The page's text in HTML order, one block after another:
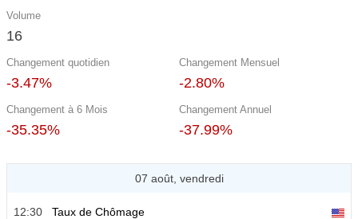
Volume
16
Changement quotidien
-3.47%
Changement Mensuel
-2.80%
Changement à 6 Mois
-35.35%
Changement Annuel
-37.99%
07 août, vendredi
12:30
Taux de Chômage